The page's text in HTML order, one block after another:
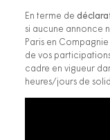
En terme de
si aucune annonce
Paris en
de vos
cadre en vigueur
heures/jours de